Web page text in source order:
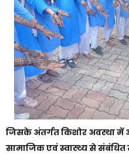
जिसके अंतर्गत किशोर अवस्था में
सामाजिक एवं स्वास्थ्य से